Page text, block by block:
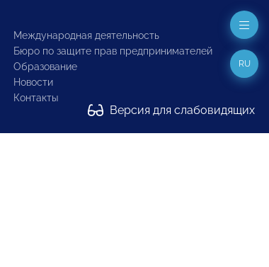
Международная деятельность
Бюро по защите прав предпринимателей
Образование
Новости
Контакты
Версия для слабовидящих
RU